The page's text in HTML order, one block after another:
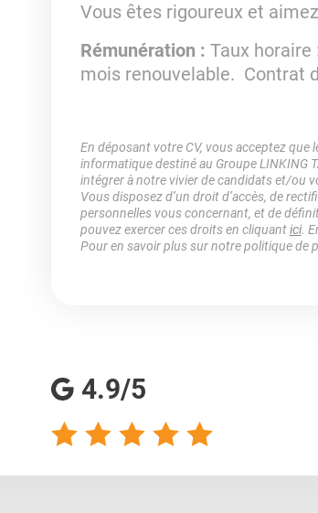
Vous êtes rigoureux et
Rémunération : Taux
mois renouvelable. Contrat
En déposant votre CV, vous acceptez que
informatique destiné au Groupe LINKING
intégrer à notre vivier de candidats et/ou
Vous disposez d’un droit d’accès, de
personnelles vous concernant, et de
pouvez exercer ces droits en cliquantici.
Pour en savoir plus sur notre politique de
4.9/5